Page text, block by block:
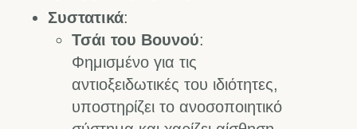
Συστατικά:
Τσάι του Βουνού:
Φημισμένο για τις
αντιοξειδωτικές του ιδιότητες,
υποστηρίζει το ανοσοποιητικό